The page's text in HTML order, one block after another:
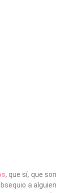
, que sí, que son
a alguien